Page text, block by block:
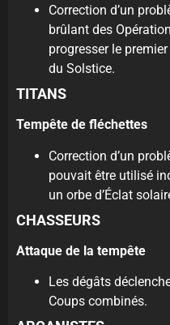
Correction d’un
brûlant des
progresser le
du Solstice.
TITANS
Tempête de fléchettes
Correction d’un
pouvait être utilisé
un orbe d’Éclat
CHASSEURS
Attaque de la tempête
Les dégâts
Coups combinés.